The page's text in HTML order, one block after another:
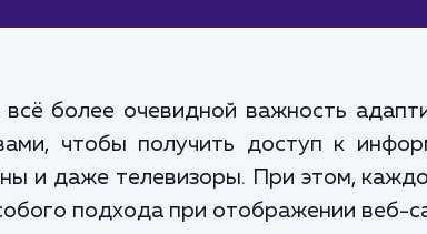
более очевидной важность
чтобы получить доступ к
и даже телевизоры. При этом,
подхода при отображении веб-